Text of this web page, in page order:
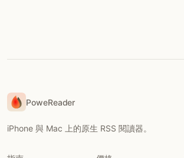
PoweReader
iPhone 與 Mac 上的原生 RSS 閱讀器。